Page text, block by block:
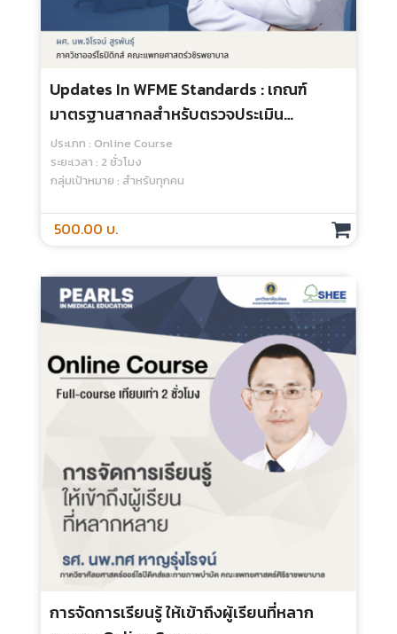
Revolutionizing Medical Education: AI
Tools For Student Success - Online
Course
ประเภท : Online Course
ระยะเวลา : 2 ชั่วโมง
กลุ่มเป้าหมาย : สำหรับทุกคน
500.00 บ.
Serious Games And Gamification :